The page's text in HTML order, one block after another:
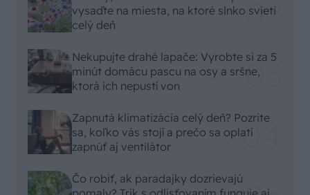
vysaďte na miesta, na ktoré slnko svieti
celý deň
Nekupujte drahé lapače: Vyrobte si za 5
minút domácu pascu na osy a sršne,
ktorá ich nepustí von
Zapnutá klimatizácia celý deň? Pozrite
sa, koľko vás stojí a prečo sa oplatí
zapnúť aj ventilátor
Čo robiť, ak paradajky dozrievajú